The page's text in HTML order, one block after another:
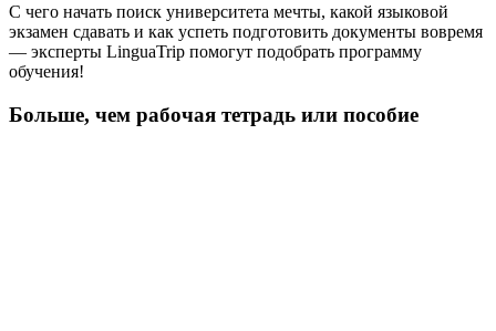
С чего начать поиск университета мечты, какой языковой
экзамен сдавать и как успеть подготовить документы вовремя
— эксперты LinguaTrip помогут подобрать программу
обучения!
Больше, чем рабочая тетрадь или пособие